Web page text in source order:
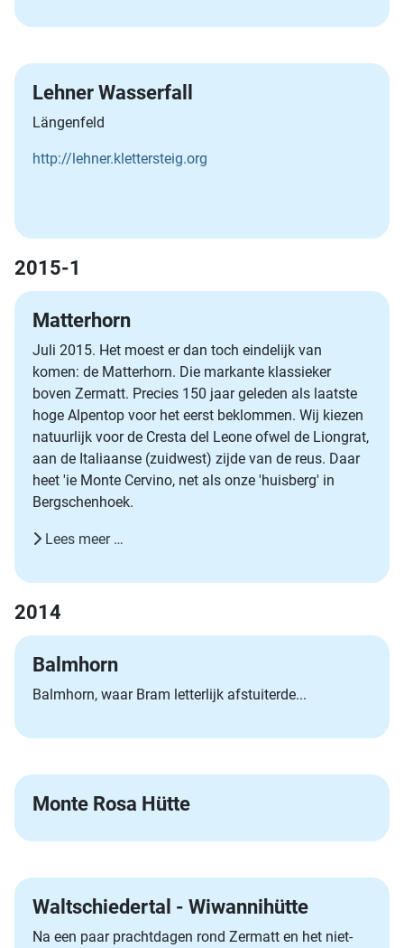
Lehner Wasserfall
Längenfeld
http://lehner.klettersteig.org
2015-1
Matterhorn
Juli 2015. Het moest er dan toch eindelijk van
komen: de Matterhorn. Die markante klassieker
boven Zermatt. Precies 150 jaar geleden als laatste
hoge Alpentop voor het eerst beklommen. Wij kiezen
natuurlijk voor de Cresta del Leone ofwel de Liongrat,
aan de Italiaanse (zuidwest) zijde van de reus. Daar
heet 'ie Monte Cervino, net als onze 'huisberg' in
Bergschenhoek.
Lees meer …
2014
Balmhorn
Balmhorn, waar Bram letterlijk afstuiterde...
Monte Rosa Hütte
Waltschiedertal - Wiwannihütte
Na een paar prachtdagen rond Zermatt en het niet-